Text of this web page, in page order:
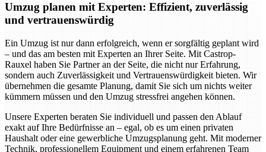
Umzug planen mit Experten: Effizient, zuverlässig
und vertrauenswürdig
Ein Umzug ist nur dann erfolgreich, wenn er sorgfältig geplant wird
– und das am besten mit Experten an Ihrer Seite. Mit Castrop-
Rauxel haben Sie Partner an der Seite, die nicht nur Erfahrung,
sondern auch Zuverlässigkeit und Vertrauenswürdigkeit bieten. Wir
übernehmen die gesamte Planung, damit Sie sich um nichts weiter
kümmern müssen und den Umzug stressfrei angehen können.
Unsere Experten beraten Sie individuell und passen den Ablauf
exakt auf Ihre Bedürfnisse an – egal, ob es um einen privaten
Haushalt oder eine gewerbliche Umzugsplanung geht. Mit moderner
Technik, professionellem Equipment und einem erfahrenen Team